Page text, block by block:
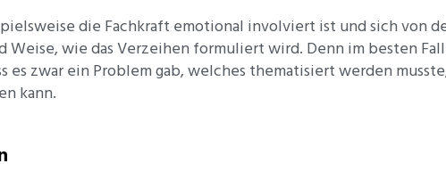
die Fachkraft emotional involviert ist und sich von
wie das Verzeihen formuliert wird. Denn im besten
zwar ein Problem gab, welches thematisiert werden
kann.